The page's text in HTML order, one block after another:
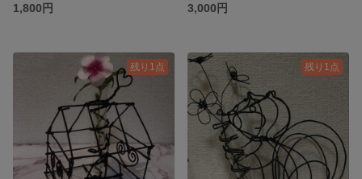
1,800円
3,000円
残り1点 残り1点